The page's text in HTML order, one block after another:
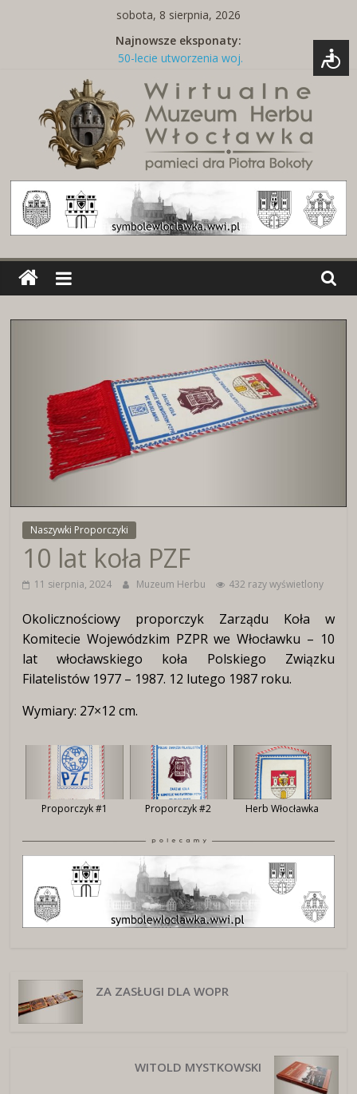
sobota, 8 sierpnia, 2026
Najnowsze eksponaty:
50-lecie utworzenia woj.
Tabliczka z nazwą ulicy
Naszywki z herbami miast
Brelok z godłem Polski i herbem
miasta
Miedziany talerz z herbami miast
Wirtualne
Muzeum
Herbu
Włocławka
Herbu
Włocławka
Naszywki Proporczyki
10 lat koła PZF
11 sierpnia, 2024 Muzeum Herbu 432 razy wyświetlony
Okolicznościowy proporczyk Zarządu Koła w
Komitecie Wojewódzkim PZPR we Włocławku – 10
lat włocławskiego koła Polskiego Związku
Filatelistów 1977 – 1987. 12 lutego 1987 roku.
Wymiary: 27×12 cm.
Proporczyk #1 Proporczyk #2 Herb Włocławka
ZA ZASŁUGI DLA WOPR
WITOLD MYSTKOWSKI